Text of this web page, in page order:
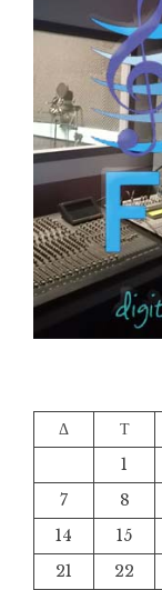
Δ
Τ
1
7
8
14
15
21
22